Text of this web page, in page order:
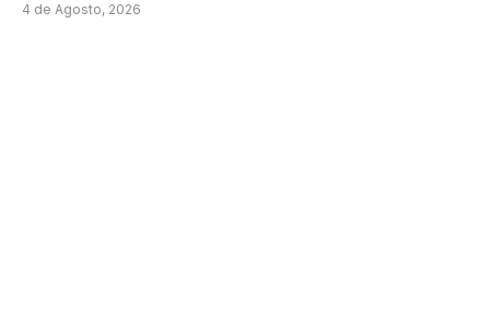
4 de Agosto, 2026